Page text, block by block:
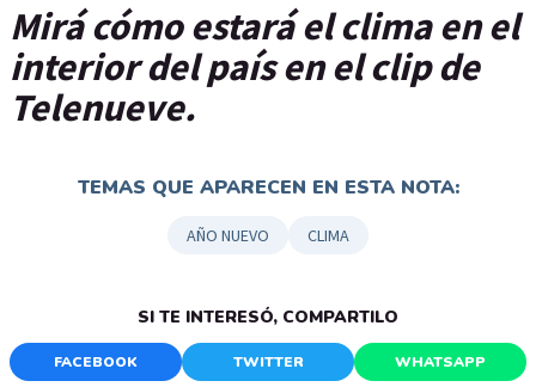
Mirá cómo estará el clima en el
interior del país en el clip de
Telenueve.
TEMAS QUE APARECEN EN ESTA NOTA:
AÑO NUEVO CLIMA
SI TE INTERESÓ, COMPARTILO
FACEBOOK TWITTER WHATSAPP